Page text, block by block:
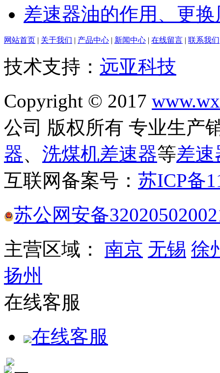
差速器油的作用、更
网站首页 关于我们 产品中心 新闻中心 在线留言 联系我们
技术支持： 远亚科技
Copyright © 2017
公司 版权所有 专业生产
器、 洗煤机差速器等差速
互联网备案号： 苏ICP备
苏公网安备
主营区域： 南京 无锡 徐
扬州
在线客服
在线客服